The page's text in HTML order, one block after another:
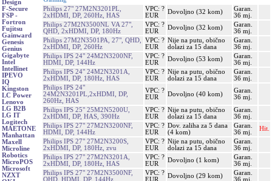
Design
F-Secure
FSP -
Fortron
Fujitsu
Gainward
Genesis
Genius
Gigabyte
Intel
Intellinet
IPEVO
IQ
Kingston
LC Power
Lenovo
LG B2B
LG IT
Logitech
MAETONE
Manhattan
Maxell
Microline
Robotics
MicroPOS
Microsoft
NZXT
Philips 27" 27M2N3201PL,
2xHDMI, DP, 260Hz, HAS
VPC: ?
EUR
Dovoljno (32 kom)
Garan.
36 mj.
Philips 27M2N3500NL VA 27",
QHD, 2xHDMI, DP, 180Hz
VPC: ?
EUR
Dovoljno (32 kom)
Garan.
36 mj.
Philips 27M2N3501PA, 27", QHD,
2xHDMI, DP, 260Hz
VPC: ?
EUR
Nije na putu, obično
dolazi za 15 dana
Garan.
36 mj.
Philips IPS 24" 24M2N3200NF,
HDMI, DP, 144Hz
VPC: ?
EUR
Dovoljno (53 kom)
Garan.
36 mj.
Philips IPS 24" 24M2N3201A,
2xHDMI, DP, 180Hz, HAS
VPC: ?
EUR
Nije na putu, obično
dolazi za 15 dana
Garan.
36 mj.
Philips IPS 24"
24M2N3201PL,2xHDMI, DP,
260Hz, HAS
VPC: ?
EUR
Dovoljno (40 kom)
Garan.
36 mj.
Philips IPS 25" 25M2N5200U,
2xHDMI, DP, HAS, 390Hz
VPC: ?
EUR
Nije na putu, obično
dolazi za 15 dana
Garan.
36 mj.
Philips IPS 27" 27M2N3200NF,
HDMI, DP, 144Hz
VPC: ?
EUR
Dov. zaliha za 5 dana
(4 kom)
Garan.
36 mj.
Hit.
Philips IPS 27" 27M2N3200S,
2xHDMI, DP, 180Hz, zvu
VPC: ?
EUR
Nije na putu, obično
dolazi za 15 dana
Garan.
36 mj.
Philips IPS 27" 27M2N3201A,
2xHDMI, DP, 180Hz, HAS
VPC: ?
EUR
Dovoljno (1 kom)
Garan.
36 mj.
Philips IPS 27" 27M2N3500NF,
QHD, HDMI, DP, 144Hz
VPC: ?
EUR
Dovoljno (29 kom)
Garan.
36 mj.